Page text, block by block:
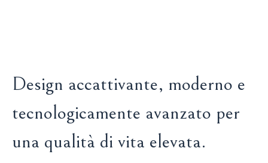
Design accattivante, moderno e
tecnologicamente avanzato per
una qualità di vita elevata.